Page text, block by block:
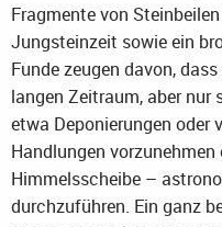
Fragmente von
Jungsteinzeit sowie ein
Funde zeugen davon,
langen Zeitraum, aber
etwa Deponierungen oder
Handlungen
Himmelsscheibe –
durchzuführen. Ein ganz